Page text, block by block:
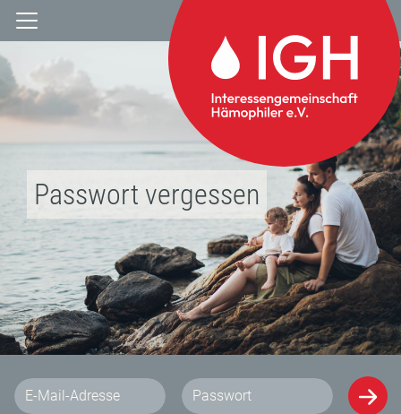
Passwort vergessen
E-Mail-Adresse
Passwort